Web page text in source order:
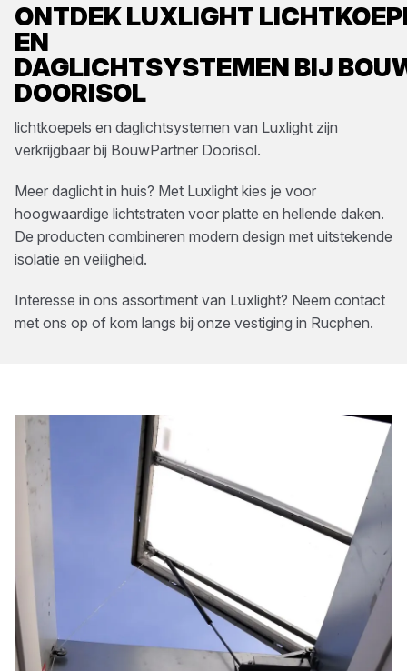
ONTDEKLUXLIGHT
EN
DAGLICHTSYSTEMEN BIJ
DOORISOL
lichtkoepels en daglichtsystemen van Luxlight zijn
verkrijgbaar bij BouwPartner Doorisol.
Meer daglicht in huis? Met Luxlight kies je voor
hoogwaardige lichtstraten voor platte en hellende daken.
De producten combineren modern design met uitstekende
isolatie en veiligheid.
Interesse in ons assortiment van Luxlight? Neem contact
met ons op of kom langs bij onze vestiging in Rucphen.